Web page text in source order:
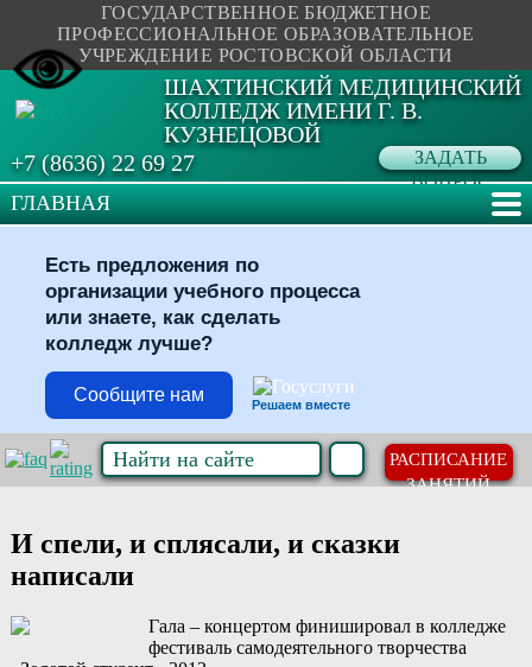
ГОСУДАРСТВЕННОЕ БЮДЖЕТНОЕ
ПРОФЕССИОНАЛЬНОЕ ОБРАЗОВАТЕЛЬНОЕ
УЧРЕЖДЕНИЕ РОСТОВСКОЙ ОБЛАСТИ
ШАХТИНСКИЙ МЕДИЦИНСКИЙ
КОЛЛЕДЖ ИМЕНИ Г. В.
КУЗНЕЦОВОЙ
ЗАДАТЬ
ВОПРОС
+7 (8636) 22 69 27
ГЛАВНАЯ
Есть предложения по
организации учебного процесса
или знаете, как сделать
колледж лучше?
Сообщите нам Решаем вместе
РАСПИСАНИЕ
ЗАНЯТИЙ
И спели, и сплясали, и сказки
написали
Гала – концертом финишировал в колледже
фестиваль самодеятельного творчества